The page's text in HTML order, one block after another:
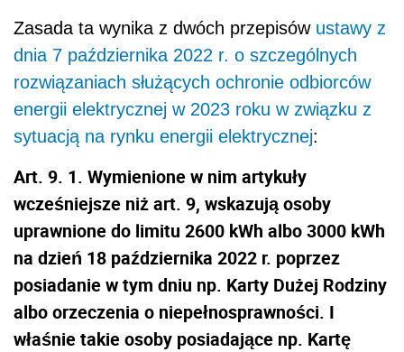
Zasada ta wynika z dwóch przepisów ustawy z
dnia 7 października 2022 r. o szczególnych
rozwiązaniach służących ochronie odbiorców
energii elektrycznej w 2023 roku w związku z
sytuacją na rynku energii elektrycznej:
Art. 9. 1. Wymienione w nim artykuły
wcześniejsze niż art. 9, wskazują osoby
uprawnione do limitu 2600 kWh albo 3000 kWh
na dzień 18 października 2022 r. poprzez
posiadanie w tym dniu np. Karty Dużej Rodziny
albo orzeczenia o niepełnosprawności. I
właśnie takie osoby posiadające np. Kartę